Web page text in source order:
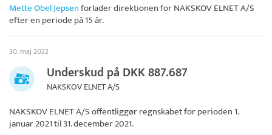
Mette Obel Jepsenforlader direktionen forNAKSKOV ELNET A/S
efter en periode på 15 år.
30. maj 2022
Underskud på DKK 887.687
NAKSKOV ELNET A/S
NAKSKOV ELNET A/Soffentliggør regnskabet for perioden 1.
januar 2021 til 31. december 2021.